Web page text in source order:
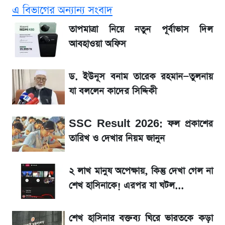
সাকিবের বাড়িতে হামলা নিয়ে মুখ খুললেন দিলীপ
ঘোষ
লিটনকে নিয়ে টিম ম্যানেজমেন্টের নতুন পরিকল্পনা
আগামীকালই স্পষ্ট হবে এসএসসি ফল প্রকাশের
তারিখ
জেনে নিন আজকের সোনা ও রুপার সর্বশেষ দাম
৬ আগস্ট দেশের বাজারে স্বর্ণের দাম
ফারহানা
এ বিভাগের অন্যান্য সংবাদ
তাপমাত্রা নিয়ে নতুন পূর্বাভাস দিল
আবহাওয়া অফিস
ড. ইউনূস বনাম তারেক রহমান—তুলনায়
যা বললেন কাদের সিদ্দিকী
SSC Result 2026: ফল প্রকাশের
তারিখ ও দেখার নিয়ম জানুন
২ লাখ মানুষ অপেক্ষায়, কিন্তু দেখা গেল না
শেখ হাসিনাকে! এরপর যা ঘটল...
শেখ হাসিনার বক্তব্য ঘিরে ভারতকে কড়া